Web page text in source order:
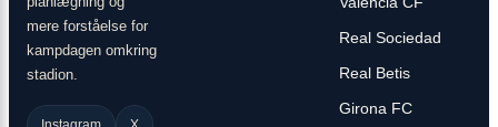
mere forståelse for
kampdagen omkring
stadion.
Real Sociedad
Real Betis
Girona FC